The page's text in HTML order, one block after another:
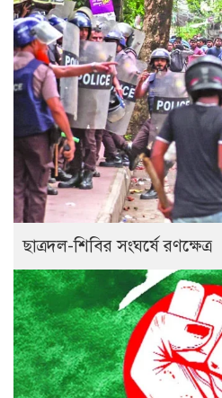
ছাত্রদল-শিবির সংঘর্ষে রণক্ষেত্র